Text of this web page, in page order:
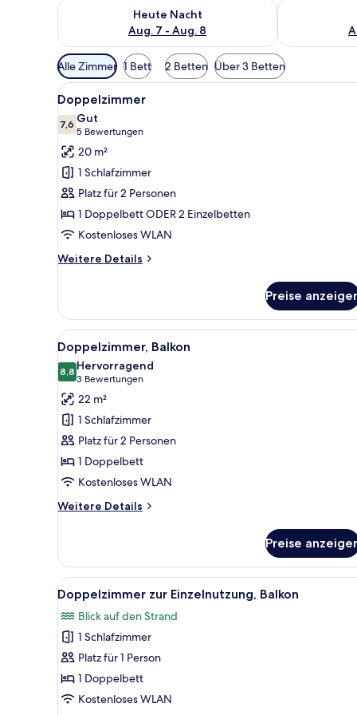
Heute Nacht
Aug. 7 - Aug. 8
Überprüfe die Verfügbarkeit für heute Nacht, Aug. 7
Überprüfe
Verfügbare
Filter
für
Zimmer
Alle Zimmer 1 Bett 2 Betten Über 3 Betten
Alle
Fotos
für
Doppelzimmer
anzeigen
Ein Hotelzimmer mit Bett,
9
Doppelzimmer
7,67,6 von 10
Gut
5 Bewertungen
(5
Bewertungen)
20 m²
1 Schlafzimmer
Platz für 2 Personen
1 Doppelbett ODER 2 Einzelbetten
Kostenloses WLAN
Weitere Details
Weitere
Preise
Alle
Fotos
für
Doppelzimmer,
Balkon
anzeigen
Ein Balkon mit Tisch und
8
Doppelzimmer, Balkon
8,88,8 von 10
Hervorragend
3 Bewertungen
(3
Bewertungen)
22 m²
1 Schlafzimmer
Platz für 2 Personen
1 Doppelbett
Kostenloses WLAN
Weitere Details
Weitere
Balkon
Preise
Alle
Fotos
für
Doppelzimmer
zur
Einzelnutzung,
Balkon
Ein Balkon mit Tisch und
9
Doppelzimmer zur Einzelnutzung, Balkon
Blick auf den Strand
1 Schlafzimmer
Platz für 1 Person
1 Doppelbett
Kostenloses WLAN